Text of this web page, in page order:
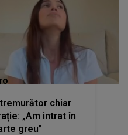
chiar
„Am intrat în
greu”